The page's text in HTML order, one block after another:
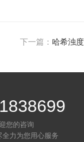
下一篇： 哈希浊
您的咨询
全力为您用心服务